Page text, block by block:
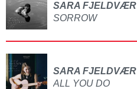
SARA FJELDVÆR
SORROW
SARA FJELDVÆR
ALL YOU DO